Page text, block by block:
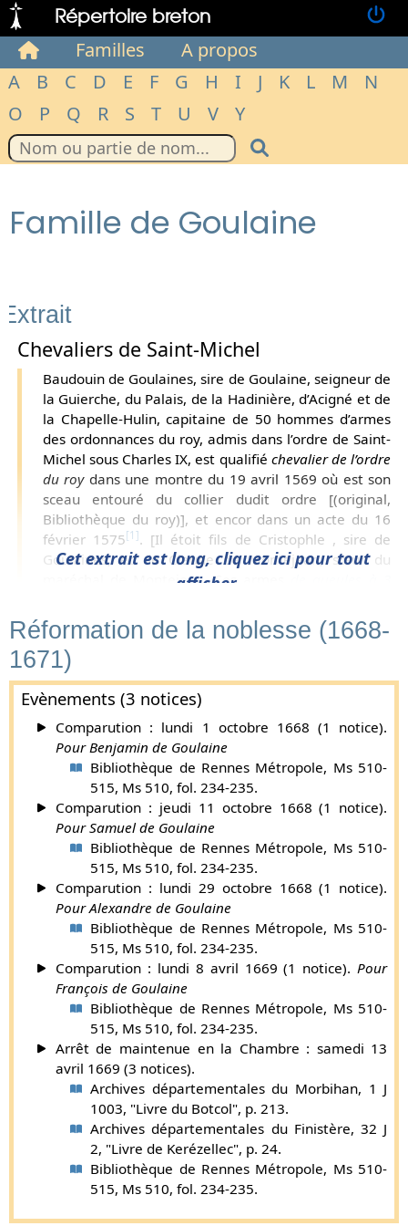
Répertoire breton
Familles
A propos
A
B C D E F G H I J K L M
N
O
P Q R S T U V Y
Famille de Goulaine
Extrait
Chevaliers de Saint-Michel
Baudouin de Goulaines, sire de Goulaine, seigneur de
la Guierche, du Palais, de la Hadinière, d’Acigné et de
la Chapelle-Hulin, capitaine de 50 hommes d’armes
des ordonnances du roy, admis dans l’ordre de Saint-
Michel sous Charles IX, est qualifié chevalier de l’ordre
du roydans une montre du 19 avril 1569 où est son
sceau entouré du collier dudit ordre [(original,
Bibliothèque du roy)], et encor dans un acte du 16
février 1575[1]. [Il étoit fils de Cristophle , sire de
Goulaines, et de Claude de Montejean, sœur du
maréchal de Montejean. Ses armes
parti d’azur à une fleur de lys d’or, et une demi fleur de
lys de même, mouvante de la partition.]
Baudouin de Goulaines, troisième fils de Christophe, fut
d’abord abbé commendataire de Saint-Gildas des Bois.
Devenu l’aîné par la mort de ses deux frères, il épousa 1
23 septembre 1560 Antoinette Giraud ; 2o
Claude des
Hayes, dame des Fontenelles, veuve de René de Montecler.
Il fut tué en 1574 à deux lieues du Mans par deux soldats ; et
ne laissa point d’enfants. « L’an 1574... sur la fin de l’esté,
fut tué auprès du village d’Aunaige, sur le chemin du
Mans, à deux lieues de ladite ville, hault et puissant
Baudoin de Goullayne par deulx soldatz tristrement »
(registre de Goulaines). Les armes des Goulaines sont
généralement connues sous une formule plus concise et
plus remarquable que celle qui a été donnée par d’Hozier :
Mi-parti d’Angleterre et de France .
Supplément par Gaston de Carné (
[René de Goulaines (frère de Baudouin), colonel de
l’infanterie et lieutenant général en Piemont, fut
aussy décoré de l’ordre de Saint-Michel d’aprez des
memoires, mais on n’a eu connaissance d’aucun titre
qui le constate.]
René de Goulaines, frère aîné du précédent, mourut sans
alliance en 1550.
Supplément par Gaston de Carné ( plus d'infos
Claude, sire de Goulaines, baron de Blaizon , vicomte
de Guretguenevan, seigneur châtelain de la Guierche
en Anjou, gentilhomme ordinaire de la chambre du
Cet extrait est long, cliquez ici pour tout
afficher...
Réformation de la noblesse (1668-
1671)
Evènements (3 notices)
Comparution : lundi 1 octobre 1668 (1 notice).
Pour Benjamin de Goulaine
Bibliothèque de Rennes Métropole, Ms 510-
515, Ms 510, fol. 234-235.
Comparution : jeudi 11 octobre 1668 (1 notice).
Pour Samuel de Goulaine
Bibliothèque de Rennes Métropole, Ms 510-
515, Ms 510, fol. 234-235.
Comparution : lundi 29 octobre 1668 (1 notice).
Pour Alexandre de Goulaine
Bibliothèque de Rennes Métropole, Ms 510-
515, Ms 510, fol. 234-235.
Comparution : lundi 8 avril 1669 (1 notice). Pour
François de Goulaine
Bibliothèque de Rennes Métropole, Ms 510-
515, Ms 510, fol. 234-235.
Arrêt de maintenue en la Chambre : samedi 13
avril 1669 (3 notices).
Archives départementales du Morbihan, 1 J
1003, "Livre du Botcol", p. 213.
Archives départementales du Finistère, 32 J
2, "Livre de Kerézellec", p. 24.
Bibliothèque de Rennes Métropole, Ms 510-
515, Ms 510, fol. 234-235.